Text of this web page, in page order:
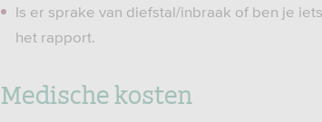
Is er sprake van diefstal/inbraak of ben je
het rapport.
Medische kosten